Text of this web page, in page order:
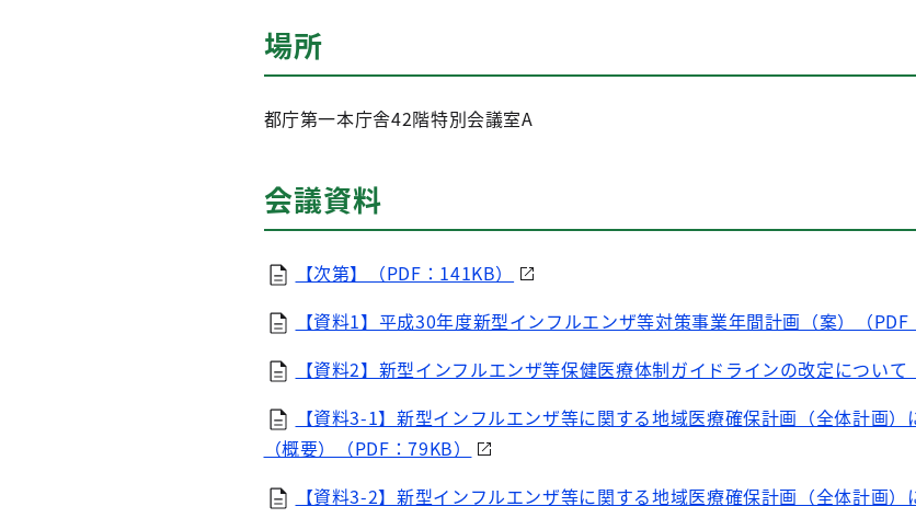
場所
都庁第一本庁舎42階特別会議室A
会議資料
【次第】（PDF：141KB）
【資料1】平成30年度新型インフルエンザ等対策事業年間計画（案）（PDF
【資料2】新型インフルエンザ等保健医療体制ガイドラインの改定について
【資料3-1】新型インフルエンザ等に関する地域医療確保計画（全体計画
（概要）（PDF：79KB）
【資料3-2】新型インフルエンザ等に関する地域医療確保計画（全体計画